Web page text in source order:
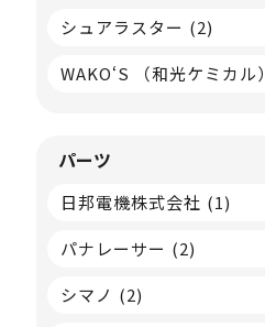
シュアラスター (2)
WAKO‘S （和光ケミカル）
パーツ
日邦電機株式会社 (1)
パナレーサー (2)
シマノ (2)